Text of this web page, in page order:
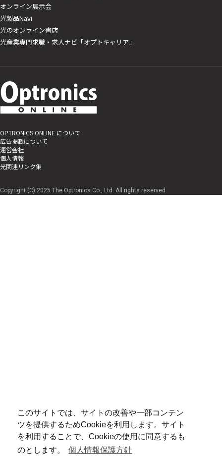
このサイトでは、サイトの改善や一部コンテン
ツを提供するためCookieを利用します。サイト
を利用することで、Cookieの使用に同意するも
のとします。
個人情報保護方針
オンライン展示会
光製品Navi
光のオンライン書店
光産業専門求職・求人ナビ「オプトキャリア」
OPTRONICS ONLINE について
広告掲載について
運営会社
個人情報
光関連リンク集
Copyright (C) 2025 The Optronics Co., Ltd. All rights reserved.